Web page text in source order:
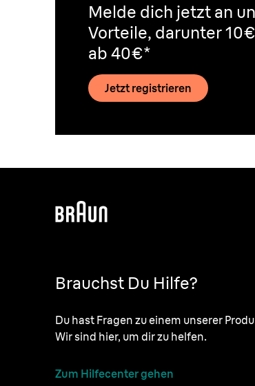
Melde dich jetzt an
Vorteile, darunter
ab 40€*
Jetzt registrieren
Brauchst Du Hilfe?
Du hast Fragen zu einem unserer
Wir sind hier, um dir zu helfen.
Zum Hilfecenter gehen